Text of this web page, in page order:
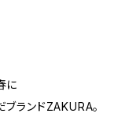
に
ランドZAKURA。